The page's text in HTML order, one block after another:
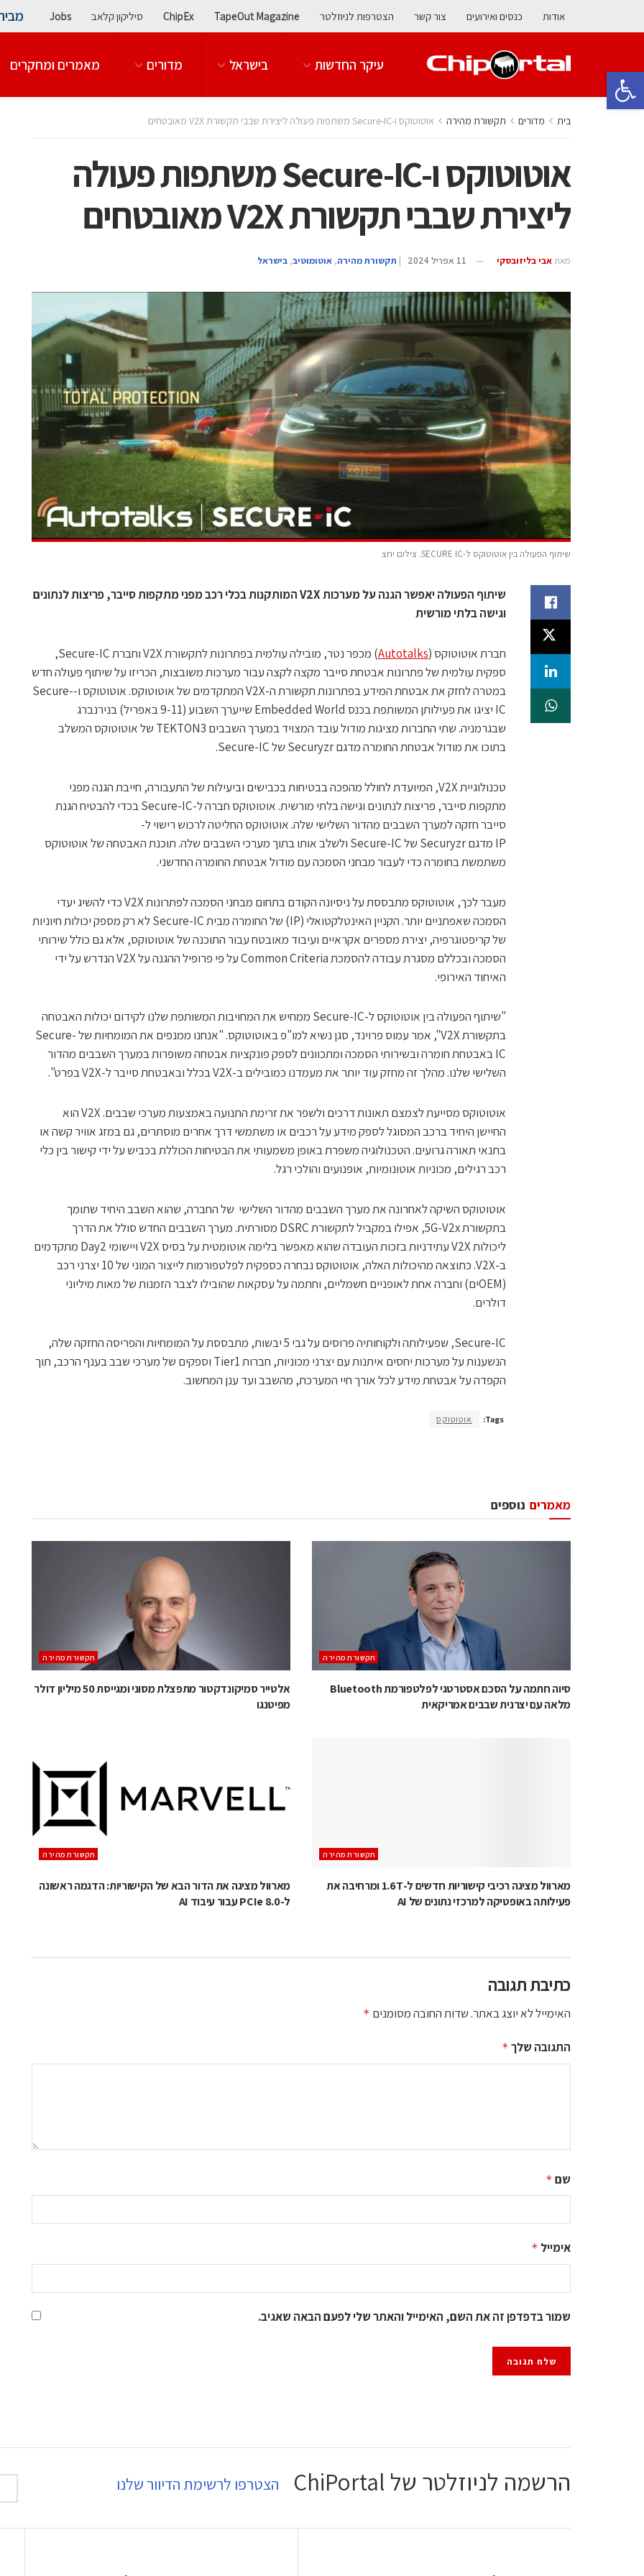
פתח סרגל נגישות
אודות כנסים ואירועים צור קשר הצטרפות לניוזלטר TapeOut Magazine
ChipEx סיליקון קלאב Jobs
עיקר החדשות בישראל מדורים מאמרים ומחקרים
בית מדורים תקשורת מהירה אוטוטוקס ו-Secure-IC משתפות פעולה ליצירת שבבי תקשורת V2X מאובטחים
אוטוטוקס ו-Secure-IC משתפות פעולה
ליצירת שבבי תקשורת V2X מאובטחים
מאת אבי בליזובסקי 11 אפריל 2024 | תקשורת מהירה, אוטומוטיב, בישראל
שיתוף הפעולה בין אוטוטוקס ל-SECURE IC. צילום יחצ
שיתוף הפעולה יאפשר הגנה על מערכות V2X המותקנות בכלי רכב מפני מתקפות סייבר, פריצות לנתונים
וגישה בלתי מורשית
חברת אוטוטוקס (Autotalks
) מכפר נטר, מובילה עולמית בפתרונות לתקשורת V2X וחברת Secure-IC,
ספקית עולמית של פתרונות אבטחת סייבר מקצה לקצה עבור מערכות משובצות, הכריזו על שיתוף פעולה חדש
במטרה לחזק את אבטחת המידע בפתרונות תקשורת ה-V2X המתקדמים של אוטוטוקס. אוטוטוקס ו-Secure-
IC יציגו את פעילותן המשותפת בכנס Embedded World שייערך השבוע (9-11 באפריל) בנירנברג
שבגרמניה. שתי החברות מציגות מודול עובד המצויד במערך השבבים TEKTON3 של אוטוטוקס המשלב
בתוכו את מודול אבטחת החומרה מדגם Securyzr של Secure-IC.
טכנולוגיית V2X, המיועדת לחולל מהפכה בבטיחות בכבישים וביעילות של התעבורה, חייבת הגנה מפני
מתקפות סייבר, פריצות לנתונים וגישה בלתי מורשית. אוטוטוקס חברה ל-Secure-IC בכדי להבטיח הגנת
סייבר חזקה למערך השבבים מהדור השלישי שלה. אוטוטוקס החליטה לרכוש רישוי ל-
IP מדגם Securyzr של Secure-IC ולשלב אותו בתוך מערכי השבבים שלה. תוכנת האבטחה של אוטוטוקס
משתמשת בחומרה כדי לעבור מבחני הסמכה עם מודול אבטחת החומרה החדשני.
מעבר לכך, אוטוטוקס מתבססת על ניסיונה הקודם בתחום מבחני הסמכה לפתרונות V2X כדי להשיג יעדי
הסמכה שאפתניים יותר. הקניין האינטלקטואלי (IP) של החומרה מבית Secure-IC לא רק מספק יכולות חיוניות
של קריפטוגרפיה, יצירת מספרים אקראיים ועיבוד מאובטח עבור התוכנה של אוטוטוקס, אלא גם כולל שירותי
הסמכה ובכללם מסגרת עבודה להסמכת Common Criteria על פי פרופיל ההגנה על V2X הנדרש על ידי
האיחוד האירופי.
"שיתוף הפעולה בין אוטוטוקס ל-Secure-IC ממחיש את המחויבות המשותפת שלנו לקידום יכולות האבטחה
בתקשורת V2X", אמר עמוס פרוינד, סגן נשיא למו"פ באוטוטוקס. "אנחנו ממנפים את המומחיות של Secure-
IC באבטחת חומרה ובשירותי הסמכה ומתכוונים לספק פונקציות אבטחה משופרות במערך השבבים מהדור
השלישי שלנו. מהלך זה מחזק עוד יותר את מעמדנו כמובילים ב-V2X בכלל ובאבטחת סייבר ל-V2X בפרט".
אוטוטוקס מסייעת לצמצם תאונות דרכים ולשפר את זרימת התנועה באמצעות מערכי שבבים. V2X הוא
החיישן היחיד ברכב המסוגל לספק מידע על רכבים או משתמשי דרך אחרים מוסתרים, גם במזג אוויר קשה או
בתנאי תאורה גרועים. הטכנולוגיה משפרת באופן משמעותי את הבטיחות הכוללת בכביש על ידי קישור בין כלי
רכב רגילים, מכוניות אוטונומיות, אופנועים והולכי רגל.
אוטוטוקס השיקה לאחרונה את מערך השבבים מהדור השלישי של החברה, שהוא השבב היחיד שתומך
בתקשורת 5G-V2x, אפילו במקביל לתקשורת DSRC מסורתית. מערך השבבים החדש סולל את הדרך
ליכולות V2X עתידניות בזכות העובדה שהוא מאפשר בלימה אוטומטית על בסיס V2X ויישומי Day2 מתקדמים
ב-V2X. כתוצאה מהיכולות האלה, אוטוטוקס נבחרה כספקית לפלטפורמות לייצור המוני של 10 יצרני רכב
(OEMים) וחברה אחת לאופניים חשמליים, וחתמה על עסקאות שהובילו לצבר הזמנות של מאות מיליוני
דולרים.
Secure-IC, שפעילותה ולקוחותיה פרוסים על גבי 5 יבשות, מתבססת על המומחיות והפריסה החזקה שלה,
הנשענות על מערכות יחסים איתנות עם יצרני מכוניות, חברות Tier1 וספקים של מערכי שבב בענף הרכב, תוך
הקפדה על אבטחת מידע לכל אורך חיי המערכת, מהשבב ועד ענן המחשוב.
Tags: אוטוטוקס
נוספים מאמרים
תקשורת מהירה
סיוה חתמה על הסכם אסטרטגי לפלטפורמת Bluetooth
מלאה עם יצרנית שבבים אמריקאית
תקשורת מהירה
אלטייר סמיקונדקטור מתפצלת מסוני ומגייסת 50 מיליון דולר
מפיטנגו
תקשורת מהירה
מארוול מציגה רכיבי קישוריות חדשים ל-1.6T ומרחיבה את
פעילותה באופטיקה למרכזי נתונים של AI
תקשורת מהירה
מארוול מציגה את הדור הבא של הקישוריות: הדגמה ראשונה
ל-PCIe 8.0 עבור עיבוד AI
כתיבת תגובה
האימייל לא יוצג באתר.שדות החובה מסומנים *
התגובה שלך *
שם *
אימייל *
שמור בדפדפן זה את השם, האימייל והאתר שלי לפעם הבאה שאגיב.
הרשמה לניוזלטר של ChiPortal הצטרפו לרשימת הדיוור שלנו